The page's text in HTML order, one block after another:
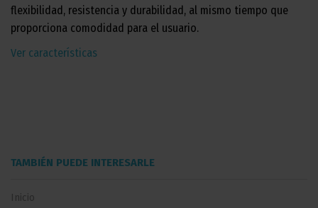
flexibilidad, resistencia y durabilidad, al mismo tiempo que
proporciona comodidad para el usuario.
Ver características
TAMBIÉN PUEDE INTERESARLE
Inicio